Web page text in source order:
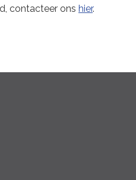
contacteer ons hier.